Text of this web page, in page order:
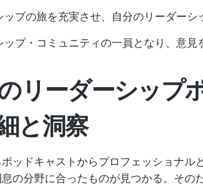
ップの旅を充実させ、自分のリーダーシ
ップ・コミュニティの一員となり、意見
リーダーシップ
と洞察
ッドキャストからプロフェッショナル
の分野に合ったものが見つかる。その